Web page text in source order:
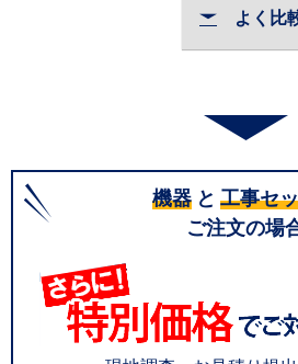
よく比
機器 と 工事セ
ご注文の場